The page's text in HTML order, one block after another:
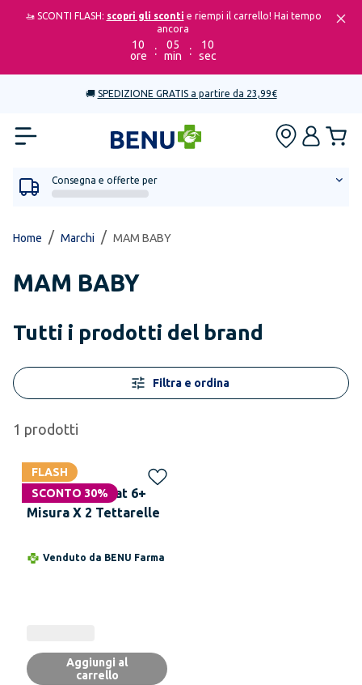
🚤 SCONTI FLASH: scopri gli sconti e riempi il carrello! Hai tempo
ancora
10
ore
:
05
min
:
10
sec
🚚 SPEDIZIONE GRATIS a partire da 23,99€
Consegna e offerte per
Home / Marchi / MAM BABY
MAM BABY
Tutti i prodotti del brand
Filtra e ordina
1 prodotti
FLASH
SCONTO 30%
MAM BABY Teat 6+
Misura X 2 Tettarelle
Venduto da BENU Farma
Aggiungi al
carrello